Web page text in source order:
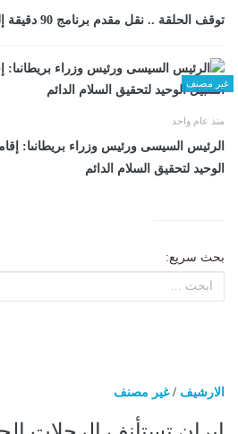
توقف الحلقة .. نقل مقدم برنامج 90 دقيقة إلى المستشفى في وعكة
غير مصنف
منذ عام واحد
الرئيس السيسى ورئيس وزراء بريطانىا:
الوحيد لتحقيق السلام الدائم
بحث سريع:
الارشيف /غير مصنف